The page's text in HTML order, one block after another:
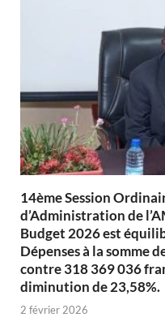
14ème Session
d’Administration de
Budget 2026 est
Dépenses à la somme
contre 318 369 036
diminution de 23,58%.
2 février 2026